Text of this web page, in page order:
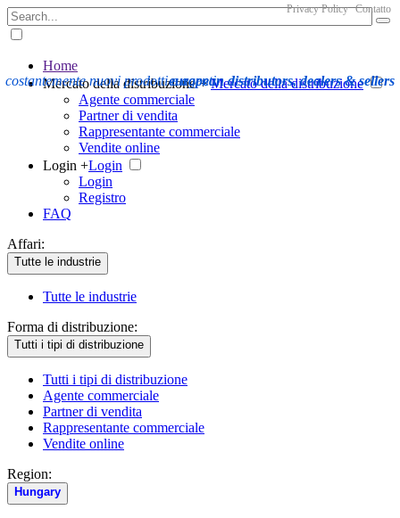
costantemente nuovi prodotti e agentieuropean distributors, dealers & sellers
Privacy Policy Contatto
Home
Mercato della distribuzione + Mercato della distribuzione
Agente commerciale
Partner di vendita
Rappresentante commerciale
Vendite online
Login +Login
Login
Registro
FAQ
Affari:
Tutte le industrie
Tutte le industrie
Forma di distribuzione:
Tutti i tipi di distribuzione
Tutti i tipi di distribuzione
Agente commerciale
Partner di vendita
Rappresentante commerciale
Vendite online
Region:
Hungary